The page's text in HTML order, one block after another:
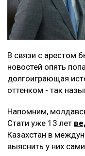
В связи с арестом
новостей опять
долгоиграющая
оттенком - так
Напомним,
Стати уже 13 лет
Казахстан в
выяснить у них